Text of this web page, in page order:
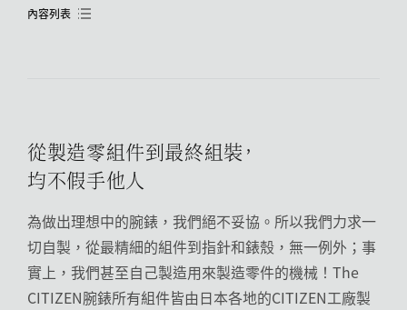
內容列表
從製造零組件到最終組裝，
均不假手他人
為做出理想中的腕錶，我們絕不妥協。所以我們力求一
切自製，從最精細的組件到指針和錶殼，無一例外；事
實上，我們甚至自己製造用來製造零件的機械！The
CITIZEN腕錶所有組件皆由日本各地的CITIZEN工廠製